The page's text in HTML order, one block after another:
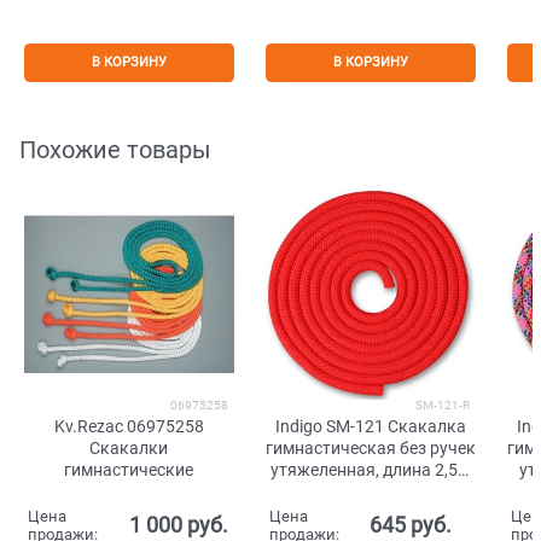
В КОРЗИНУ В КОРЗИНУ
Похожие товары
06975258
Kv.Rezac 06975258
Скакалки
гимнастические
Цена
продажи:
1 000 руб.
SM-121-R
Indigo SM-121 Скакалка
гимнастическая без ручек
утяжеленная, длина 2,5м
Цена
продажи:
645 руб.